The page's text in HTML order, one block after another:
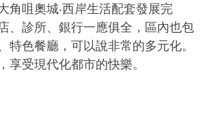
角咀奧城‧西岸生活配套發展完
、診所、銀行一應俱全，區內也包
特色餐廳，可以說非常的多元化。
享受現代化都市的快樂。